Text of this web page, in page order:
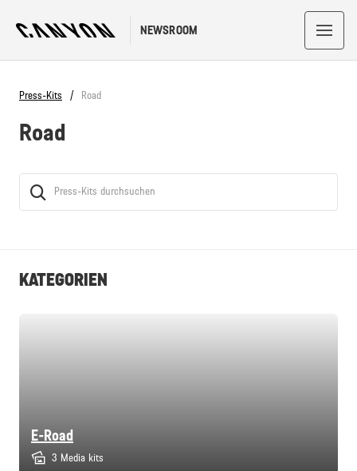
NEWSROOM
Press-Kits Road
Road
KATEGORIEN
E-Road
3 Media kits